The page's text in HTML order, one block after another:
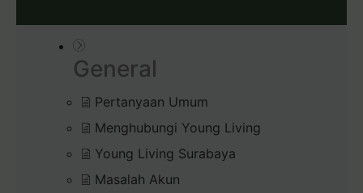
General
Pertanyaan Umum
Menghubungi Young Living
Young Living Surabaya
Masalah Akun